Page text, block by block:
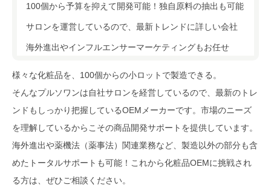
100個から予算を抑えて開発可能！独自原料の抽出も可能
サロンを運営しているので、最新トレンドに詳しい会社
海外進出やインフルエンサーマーケティングもお任せ
様々な化粧品を、100個からの小ロットで製造できる。
そんなプルソワンは自社サロンを経営しているので、最新のトレ
ンドもしっかり把握しているOEMメーカーです。市場のニーズ
を理解しているからこその商品開発サポートを提供しています。
海外進出や薬機法（薬事法）関連業務など、製造以外の部分も含
めたトータルサポートも可能！これから化粧品OEMに挑戦され
る方は、ぜひご相談ください。